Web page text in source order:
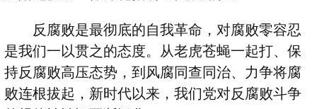
反腐败是最彻底的自我革命，对腐败零容忍
是我们一以贯之的态度。从老虎苍蝇一起打、保
持反腐败高压态势，到风腐同查同治、力争将腐
败连根拔起，新时代以来，我们党对反腐败斗争